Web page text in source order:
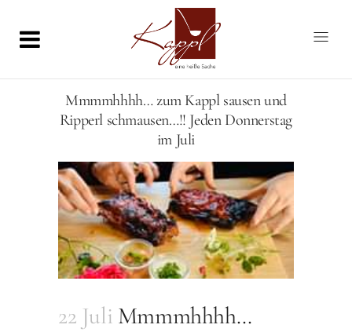
Mmmmhhhh… zum Kappl sausen und
Ripperl schmausen…!! Jeden Donnerstag
im Juli
22 Juli Mmmmhhhh…